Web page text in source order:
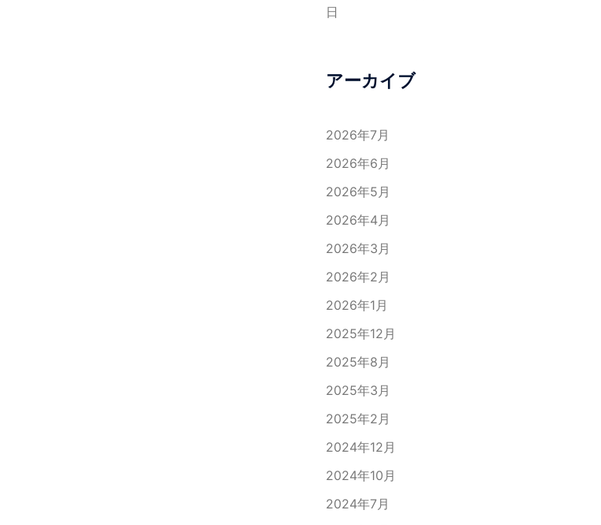
日
アーカイブ
2026年7月
2026年6月
2026年5月
2026年4月
2026年3月
2026年2月
2026年1月
2025年12月
2025年8月
2025年3月
2025年2月
2024年12月
2024年10月
2024年7月